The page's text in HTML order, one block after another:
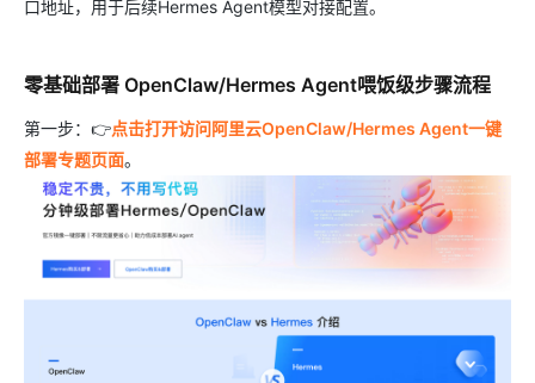
口地址，用于后续Hermes Agent模型对接配置。
零基础部署 OpenClaw/Hermes Agent喂饭级步骤流程
第一步：👉点击打开访问阿里云OpenClaw/Hermes Agent一键
部署专题页面。